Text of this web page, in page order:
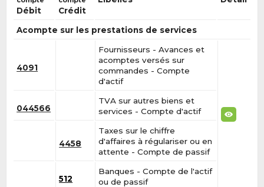
Débit Crédit
Acompte sur les prestations de services
4091
Fournisseurs - Avances et
acomptes versés sur
commandes - Compte
d'actif
044566
TVA sur autres biens et
services - Compte d'actif
4458
Taxes sur le chiffre
d'affaires à régulariser ou en
attente - Compte de passif
512
Banques - Compte de l'actif
ou de passif